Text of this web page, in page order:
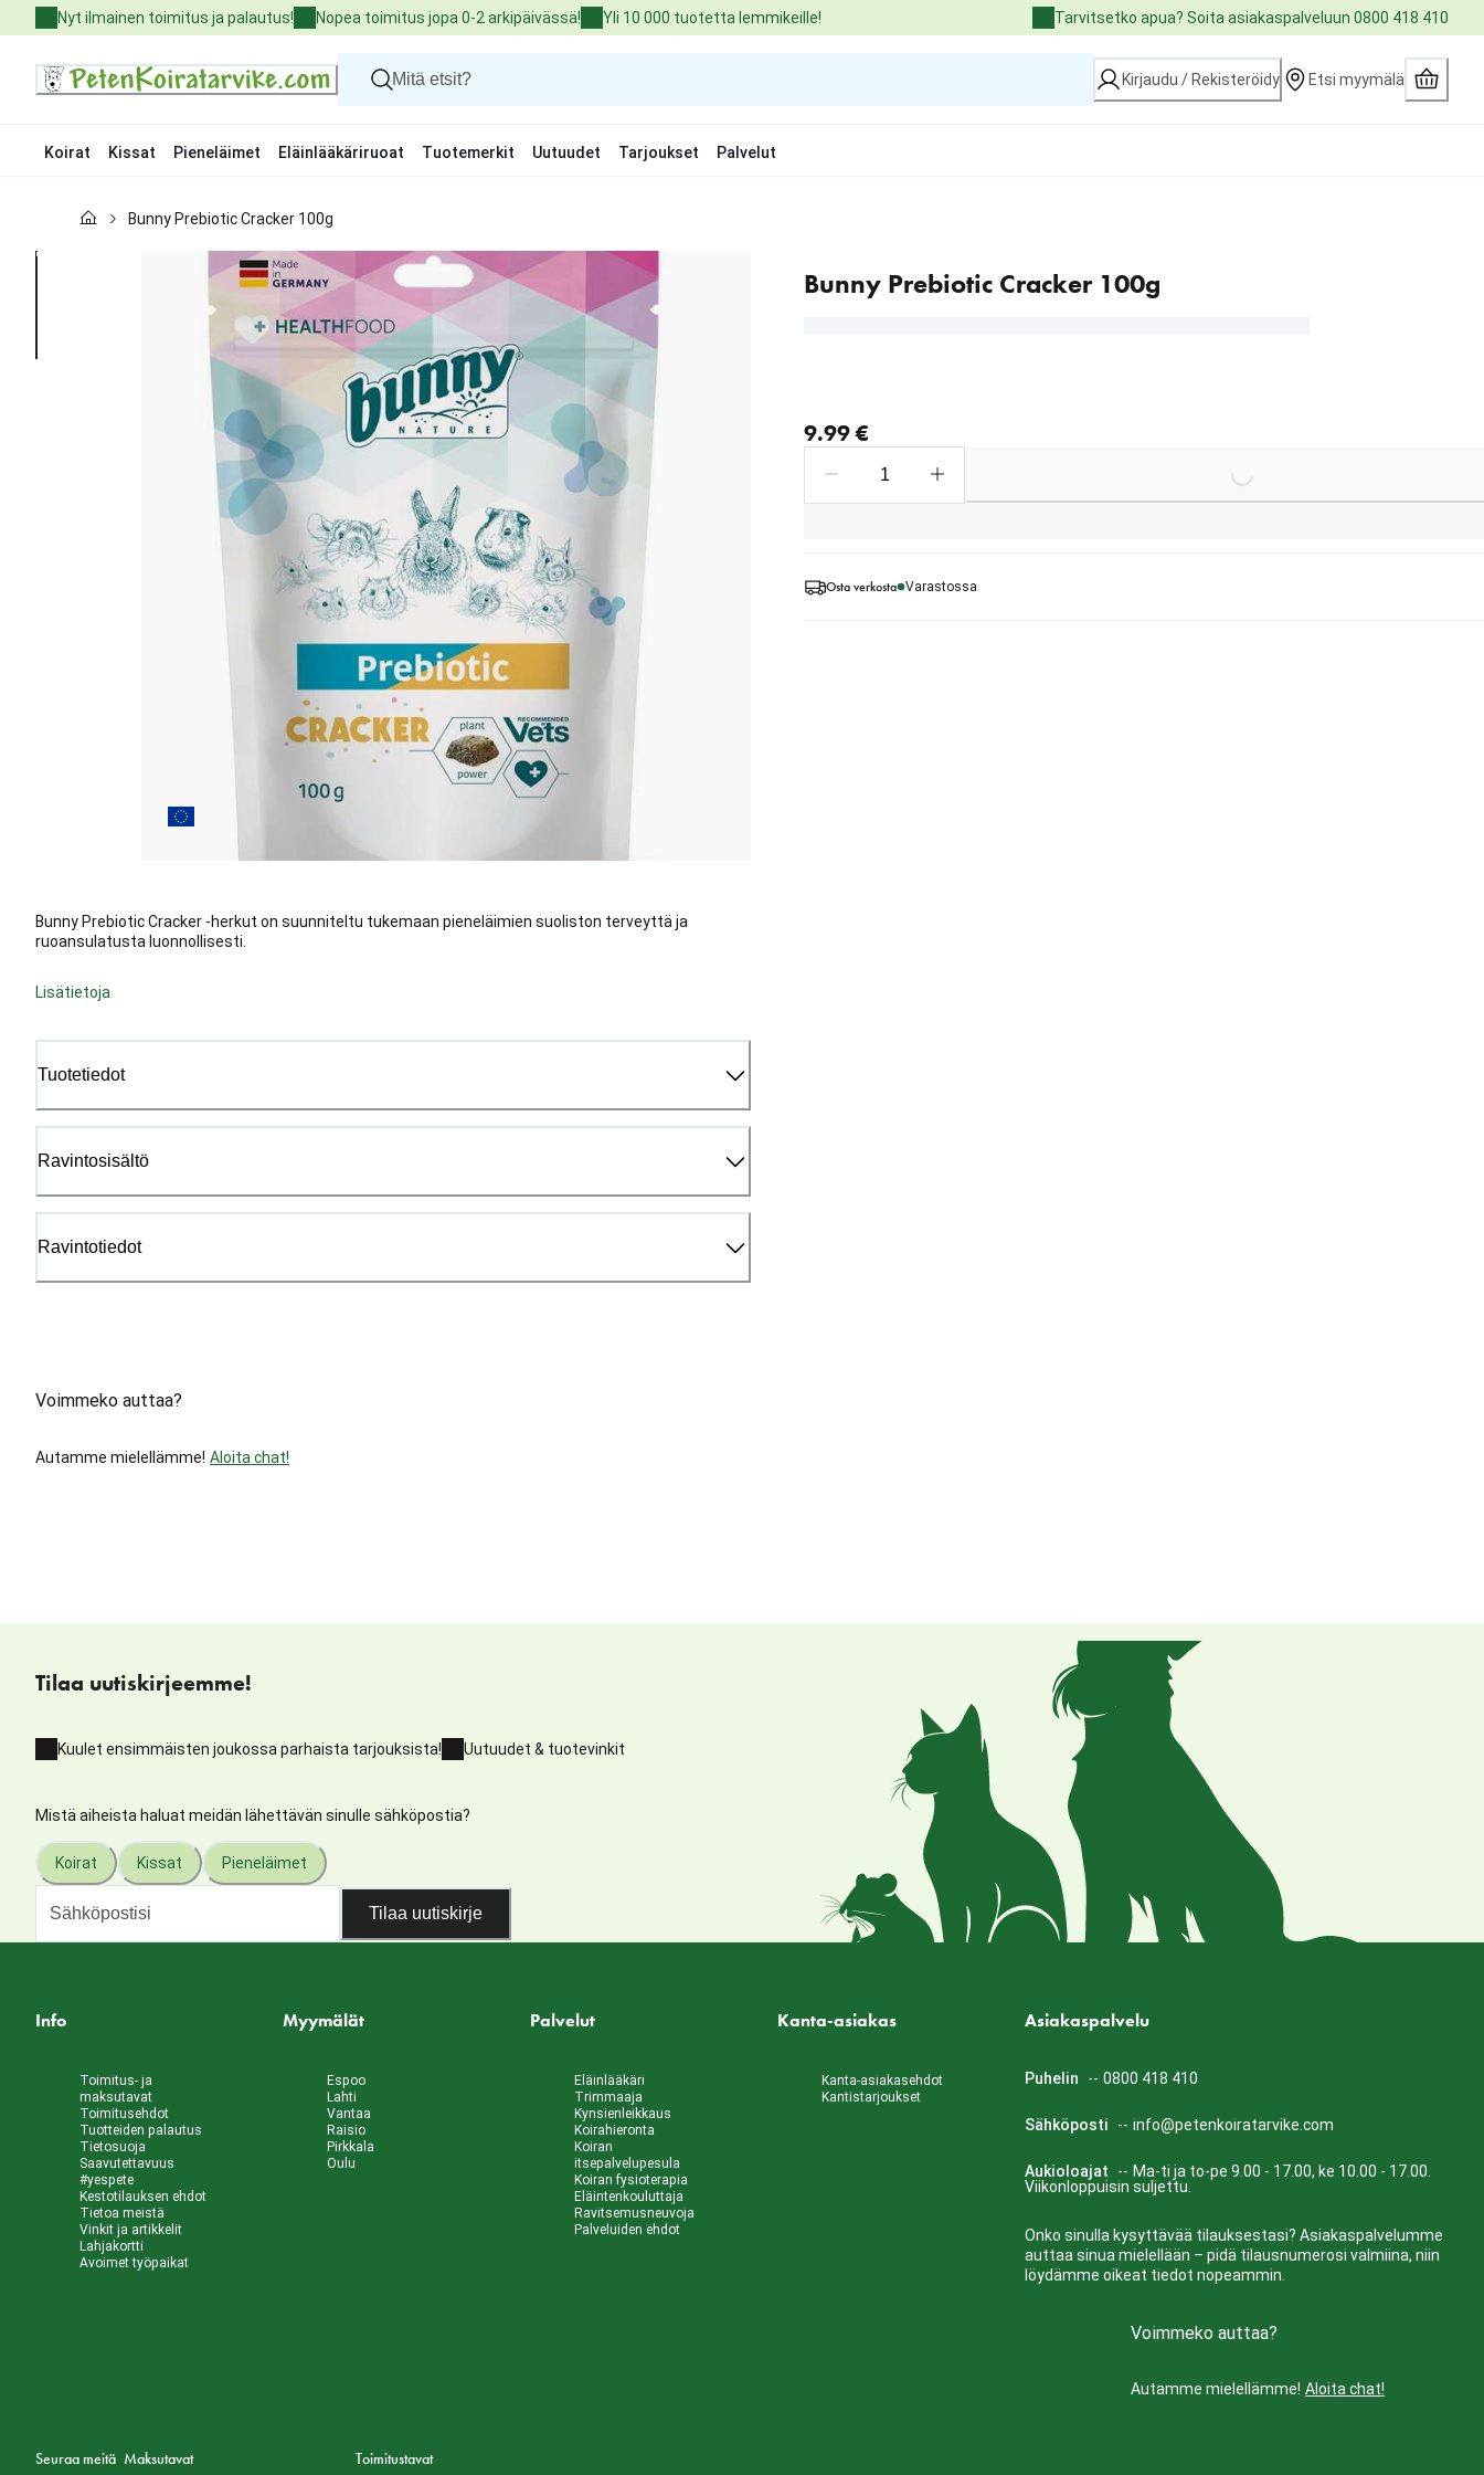
to
Nyt ilmainen toimitus ja palautus! Nopea toimitus jopa 0-2 arkipäivässä! Yli 10 000 tuotetta lemmikeille! Tarvitsetko apua? Soita asiakaspalveluun 0800 418 410
Kirjaudu / Rekisteröidy Etsi myymälä
Koirat Kissat Pieneläimet Eläinlääkäriruoat Tuotemerkit Uutuudet Tarjoukset Palvelut
Kissat
Bunny Prebiotic Cracker 100g
Bunny Prebiotic Cracker 100g
Bunny Prebiotic Cracker -herkut on suunniteltu tukemaan pieneläimien suoliston terveyttä ja
ruoansulatusta luonnollisesti.
Lisätietoja
Tuotetiedot
Ravintosisältö
Ravintotiedot
Voimmeko auttaa?
Autamme mielellämme! Aloita chat!
9.99 €
Loading...
Osta verkosta Varastossa
Tilaa uutiskirjeemme!
Kuulet ensimmäisten joukossa parhaista tarjouksista! Uutuudet & tuotevinkit
Mistä aiheista haluat meidän lähettävän sinulle sähköpostia?
Koirat Kissat Pieneläimet
Tilaa uutiskirje
Info
Toimitus- ja
maksutavat
Toimitusehdot
Tuotteiden palautus
Tietosuoja
Saavutettavuus
#yespete
Kestotilauksen ehdot
Tietoa meistä
Vinkit ja artikkelit
Lahjakortti
Avoimet työpaikat
Myymälät
Espoo
Lahti
Vantaa
Raisio
Pirkkala
Oulu
Palvelut
Eläinlääkäri
Trimmaaja
Kynsienleikkaus
Koirahieronta
Koiran
itsepalvelupesula
Koiran fysioterapia
Eläintenkouluttaja
Ravitsemusneuvoja
Palveluiden ehdot
Kanta-asiakas
Kanta-asiakasehdot
Kantistarjoukset
Asiakaspalvelu
Puhelin -- 0800 418 410
Sähköposti -- info@petenkoiratarvike.com
Aukioloajat -- Ma-ti ja to-pe 9.00 - 17.00, ke 10.00 - 17.00.
Viikonloppuisin suljettu.
Onko sinulla kysyttävää tilauksestasi? Asiakaspalvelumme
auttaa sinua mielellään – pidä tilausnumerosi valmiina, niin
löydämme oikeat tiedot nopeammin.
Voimmeko auttaa?
Autamme mielellämme! Aloita chat!
Seuraa meitä Maksutavat Toimitustavat